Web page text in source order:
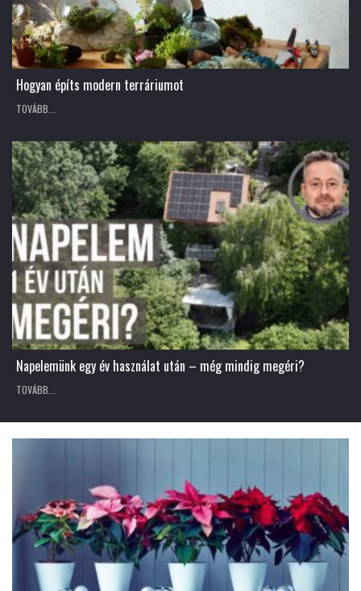
Hogyan építs modern terráriumot
TOVÁBB...
Napelemünk egy év használat után – még mindig megéri?
TOVÁBB...